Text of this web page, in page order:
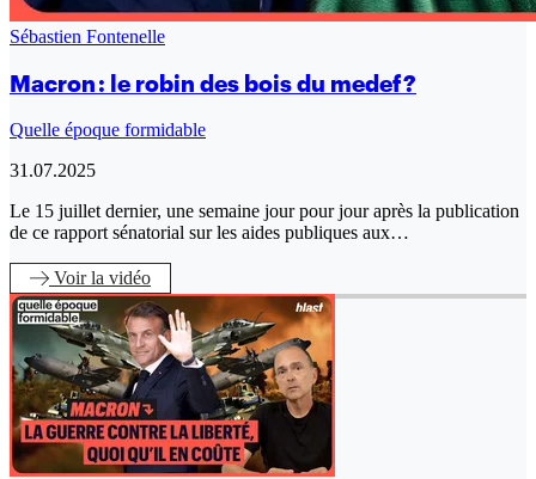
Sébastien Fontenelle
Macron : le robin des bois du medef ?
Quelle époque formidable
31.07.2025
Le 15 juillet dernier, une semaine jour pour jour après la publication
de ce rapport sénatorial sur les aides publiques aux…
Voirla vidéo